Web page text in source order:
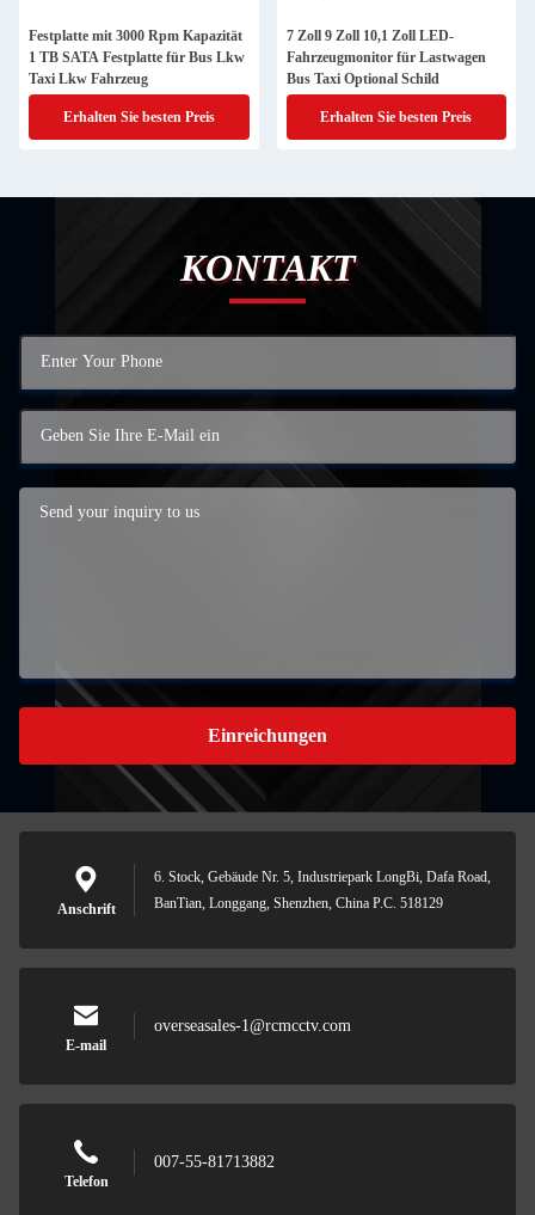
Festplatte mit 3000 Rpm Kapazität
1 TB SATA Festplatte für Bus Lkw
Taxi Lkw Fahrzeug
Erhalten Sie besten Preis
7 Zoll 9 Zoll 10,1 Zoll LED-
Fahrzeugmonitor für Lastwagen
Bus Taxi Optional Schild
Erhalten Sie besten Preis
KONTAKT
Einreichungen
Anschrift
6. Stock, Gebäude Nr. 5, Industriepark LongBi, Dafa Road,
BanTian, Longgang, Shenzhen, China P.C. 518129
E-mail
overseasales-1@rcmcctv.com
Telefon
007-55-81713882